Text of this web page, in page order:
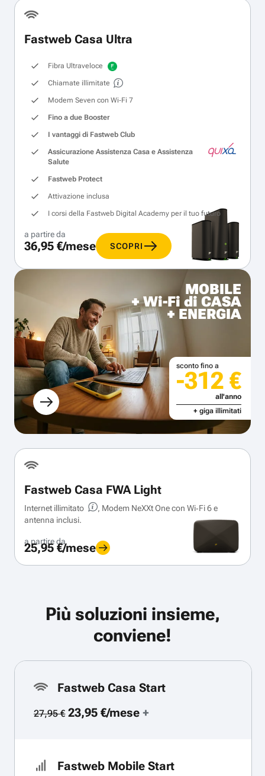
Fastweb Casa Ultra
Fibra Ultraveloce
Chiamate illimitate
Modem Seven con Wi‑Fi 7
Fino a due Booster
I vantaggi di Fastweb Club
Assicurazione Assistenza Casa e Assistenza
Salute
Fastweb Protect
Attivazione inclusa
I corsi della Fastweb Digital Academy per il tuo futuro
a partire da
36,95 €/mese SCOPRI
MOBILE
+ Wi-Fi di CASA
+ ENERGIA
sconto fino a
-312 €
all'anno
+ giga illimitati
Fastweb Casa FWA Light
Internet illimitato
, Modem NeXXt One con Wi‑Fi 6 e
antenna inclusi.
a partire da
25,95 €/mese
Più soluzioni insieme,
conviene!
Fastweb Casa Start
27,95 €23,95 €/mese+
Fastweb Mobile Start